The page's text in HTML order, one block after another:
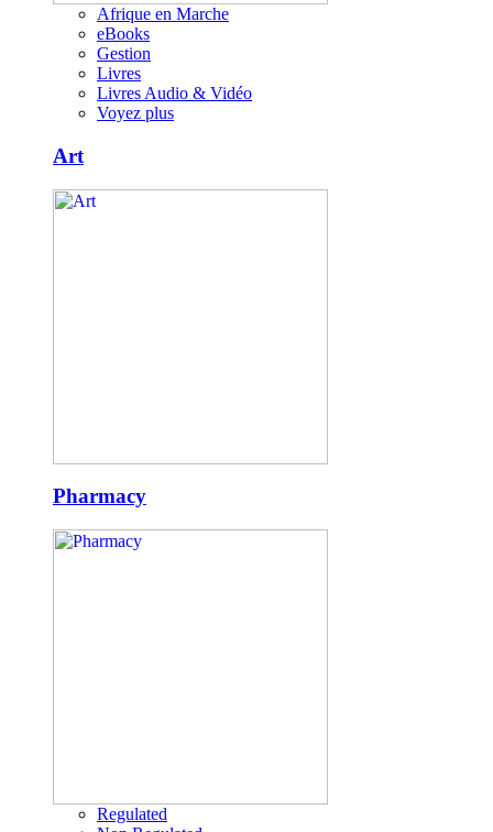
Afrique en Marche
eBooks
Gestion
Livres
Livres Audio & Vidéo
Voyez plus
Art
Pharmacy
Regulated